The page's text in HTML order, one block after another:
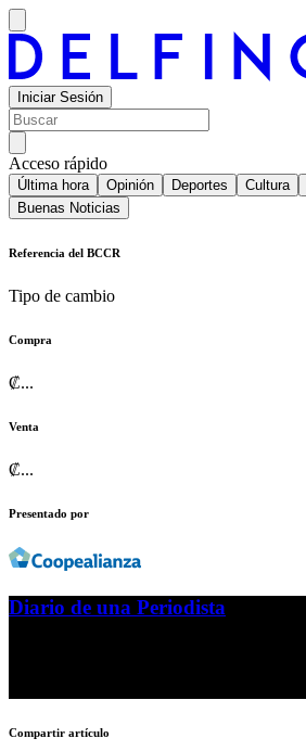
Iniciar Sesión
Acceso rápido
Última hora Opinión Deportes Cultura
Buenas Noticias
Referencia del BCCR
Tipo de cambio
Compra
₡...
Venta
₡...
Presentado por
Diario de una Periodista
Compartir artículo